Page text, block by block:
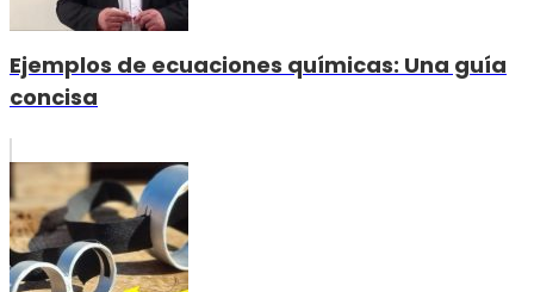
Ejemplos de ecuaciones químicas: Una guía
concisa